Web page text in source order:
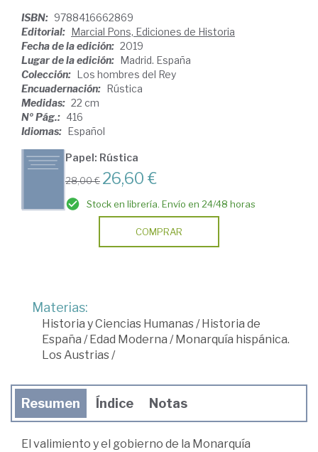
ISBN: 9788416662869
Editorial: Marcial Pons, Ediciones de Historia
Fecha de la edición: 2019
Lugar de la edición: Madrid. España
Colección: Los hombres del Rey
Encuadernación: Rústica
Medidas: 22 cm
Nº Pág.: 416
Idiomas: Español
Papel: Rústica
28,00 € 26,60 €
Stock en librería. Envío en 24/48 horas
COMPRAR
Materias:
Historia y Ciencias Humanas/ Historia de
España / Edad Moderna / Monarquía hispánica.
Los Austrias/
Resumen Índice Notas
El valimiento y el gobierno de la Monarquía